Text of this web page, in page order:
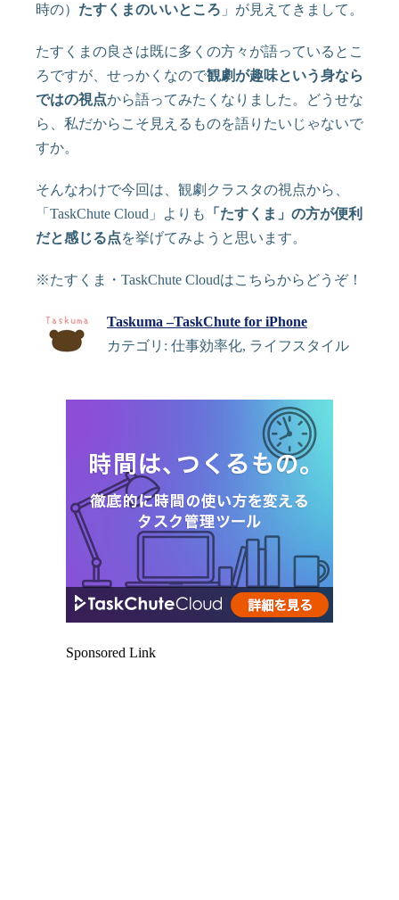
時の） たすくまのいいところ 」が見えてきまして。
たすくまの良さは既に多くの方々が語っているとこ
ろですが、せっかくなので観劇が趣味という身なら
ではの視点から語ってみたくなりました。どうせな
ら、私だからこそ見えるものを語りたいじゃないで
すか。
そんなわけで今回は、観劇クラスタの視点から、
「TaskChute Cloud」よりも
「たすくま」の方が便利
だと感じる点を挙げてみようと思います。
※たすくま・TaskChute Cloudはこちらからどうぞ！
Taskuma –TaskChute for iPhone
カテゴリ: 仕事効率化, ライフスタイル
Sponsored Link